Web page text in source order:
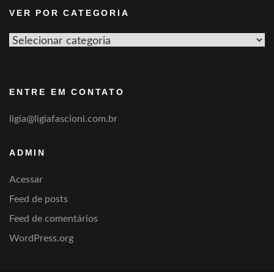
VER POR CATEGORIA
Ver
ENTRE EM CONTATO
ligia@ligiafascioni.com.br
ADMIN
Acessar
Feed de posts
Feed de comentários
WordPress.org